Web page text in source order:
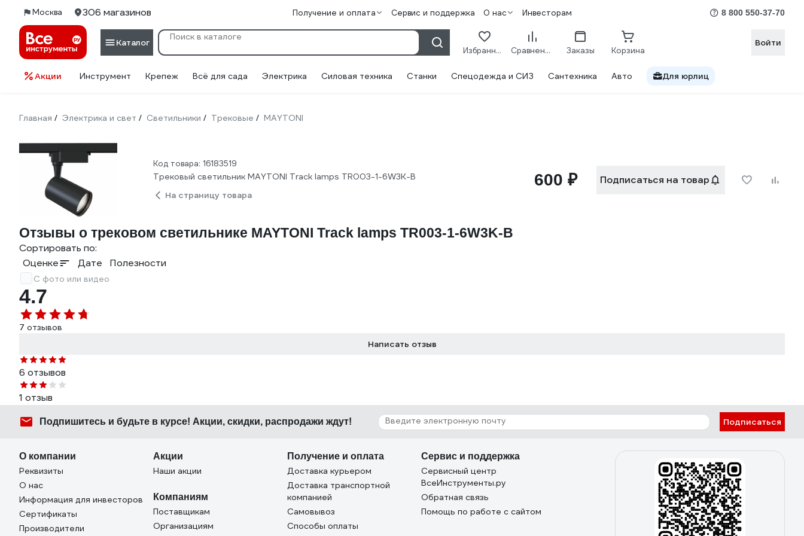
Москва 306 магазинов Получение и оплата Сервис и поддержка О нас Инвесторам 8 800 550-37-70
Каталог
Избранное Сравнение Заказы Корзина
Войти
Акции Инструмент Крепеж Всё для сада Электрика Силовая техника Станки Спецодежда и СИЗ Сантехника Авто Для юрлиц
Главная / Электрика и свет / Светильники / Трековые / MAYTONI
Код товара: 16183519
Трековый светильник MAYTONI Track lamps TR003-1-6W3K-B
На страницу товара
600 ₽ Подписаться на товар
Отзывы о трековом светильнике MAYTONI Track lamps TR003-1-6W3K-B
Сортировать по:
Оценке
Дате Полезности
С фото или видео
4.7
7 отзывов
Написать отзыв
6 отзывов
1 отзыв
Подпишитесь и будьте в курсе! Акции, скидки, распродажи ждут! Подписаться
О компании
Реквизиты
О нас
Информация для инвесторов
Сертификаты
Производители
Акции
Наши акции
Компаниям
Поставщикам
Организациям
Получение и оплата
Доставка курьером
Доставка транспортной
компанией
Самовывоз
Способы оплаты
Сервис и поддержка
Сервисный центр
ВсеИнструменты.ру
Обратная связь
Помощь по работе с сайтом